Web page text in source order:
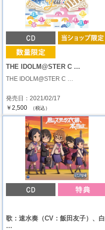
THE IDOLM@STER C …
THE IDOLM@STER C …
発売日：2021/02/17
￥2,500
（税込）
歌：速水奏（CV：飯田友子）、白
…